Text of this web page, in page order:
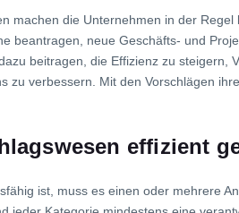
machen die Unternehmen in der
beantragen, neue Geschäfts- und
beitragen, die Effizienz zu
zu verbessern. Mit den Vorschlägen
effizient
ist, muss es einen oder mehrere